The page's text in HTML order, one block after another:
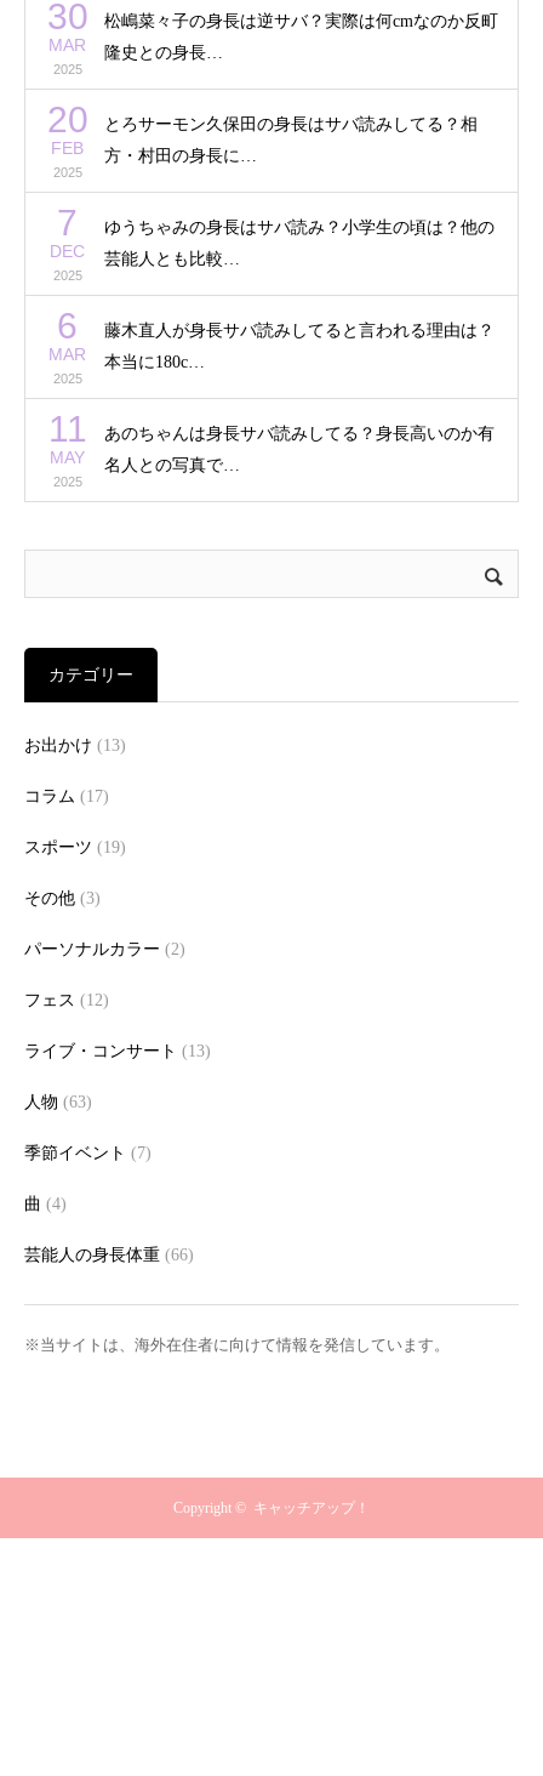
30
MAR
2025
松嶋菜々子の身長は逆サバ？実際は何cmなのか反町
隆史との身長…
20
FEB
2025
とろサーモン久保田の身長はサバ読みしてる？相
方・村田の身長に…
7
DEC
2025
ゆうちゃみの身長はサバ読み？小学生の頃は？他の
芸能人とも比較…
6
MAR
2025
藤木直人が身長サバ読みしてると言われる理由は？
本当に180c…
11
MAY
2025
あのちゃんは身長サバ読みしてる？身長高いのか有
名人との写真で…
カテゴリー
お出かけ (13)
コラム (17)
スポーツ (19)
その他 (3)
パーソナルカラー (2)
フェス (12)
ライブ・コンサート (13)
人物 (63)
季節イベント (7)
曲 (4)
芸能人の身長体重 (66)
※当サイトは、海外在住者に向けて情報を発信しています。
Copyright © キャッチアップ！